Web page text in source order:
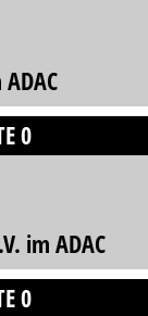
0
im ADAC
0